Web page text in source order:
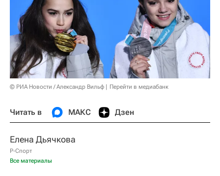
© РИА Новости / Александр Вильф Перейти в медиабанк
Читать в МАКС Дзен
Елена Дьячкова
Р-Спорт
Все материалы